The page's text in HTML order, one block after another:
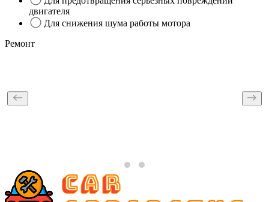
двигателя
Для снижения шума работы мотора
Ремонт